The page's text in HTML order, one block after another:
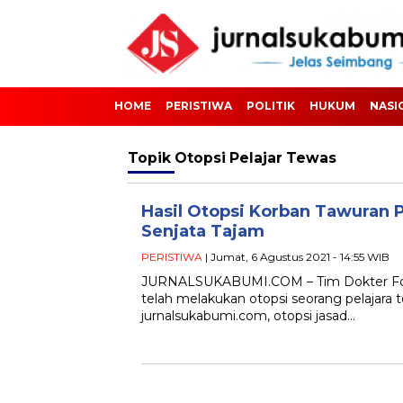
HOME PERISTIWA POLITIK HUKUM
Topik Otopsi Pelajar Tewas
Hasil Otopsi Korban Tawuran
Senjata Tajam
PERISTIWA | Jumat, 6 Agustus 2021 - 14:55 WIB
JURNALSUKABUMI.COM – Tim Dokter
telah melakukan otopsi seorang pelajara
jurnalsukabumi.com, otopsi jasad…